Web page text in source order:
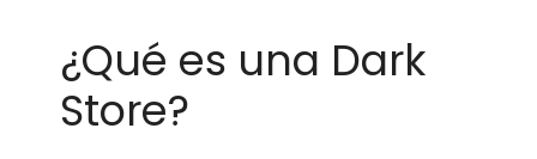
¿Qué es una Dark
Store?